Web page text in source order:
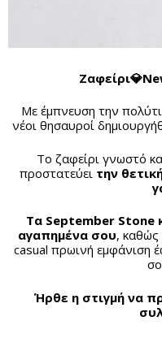
Με έμπνευση την
νέοι θησαυροί
Το ζαφείρι γνωστό
προστατεύει την
Τα September Stone
αγαπημένα σου, καθώς
casual πρωινή εμφάνιση
Ήρθε η στιγμή να